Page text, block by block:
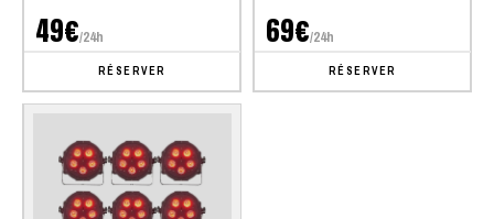
49€/24h
RÉSERVER
69€/24h
RÉSERVER